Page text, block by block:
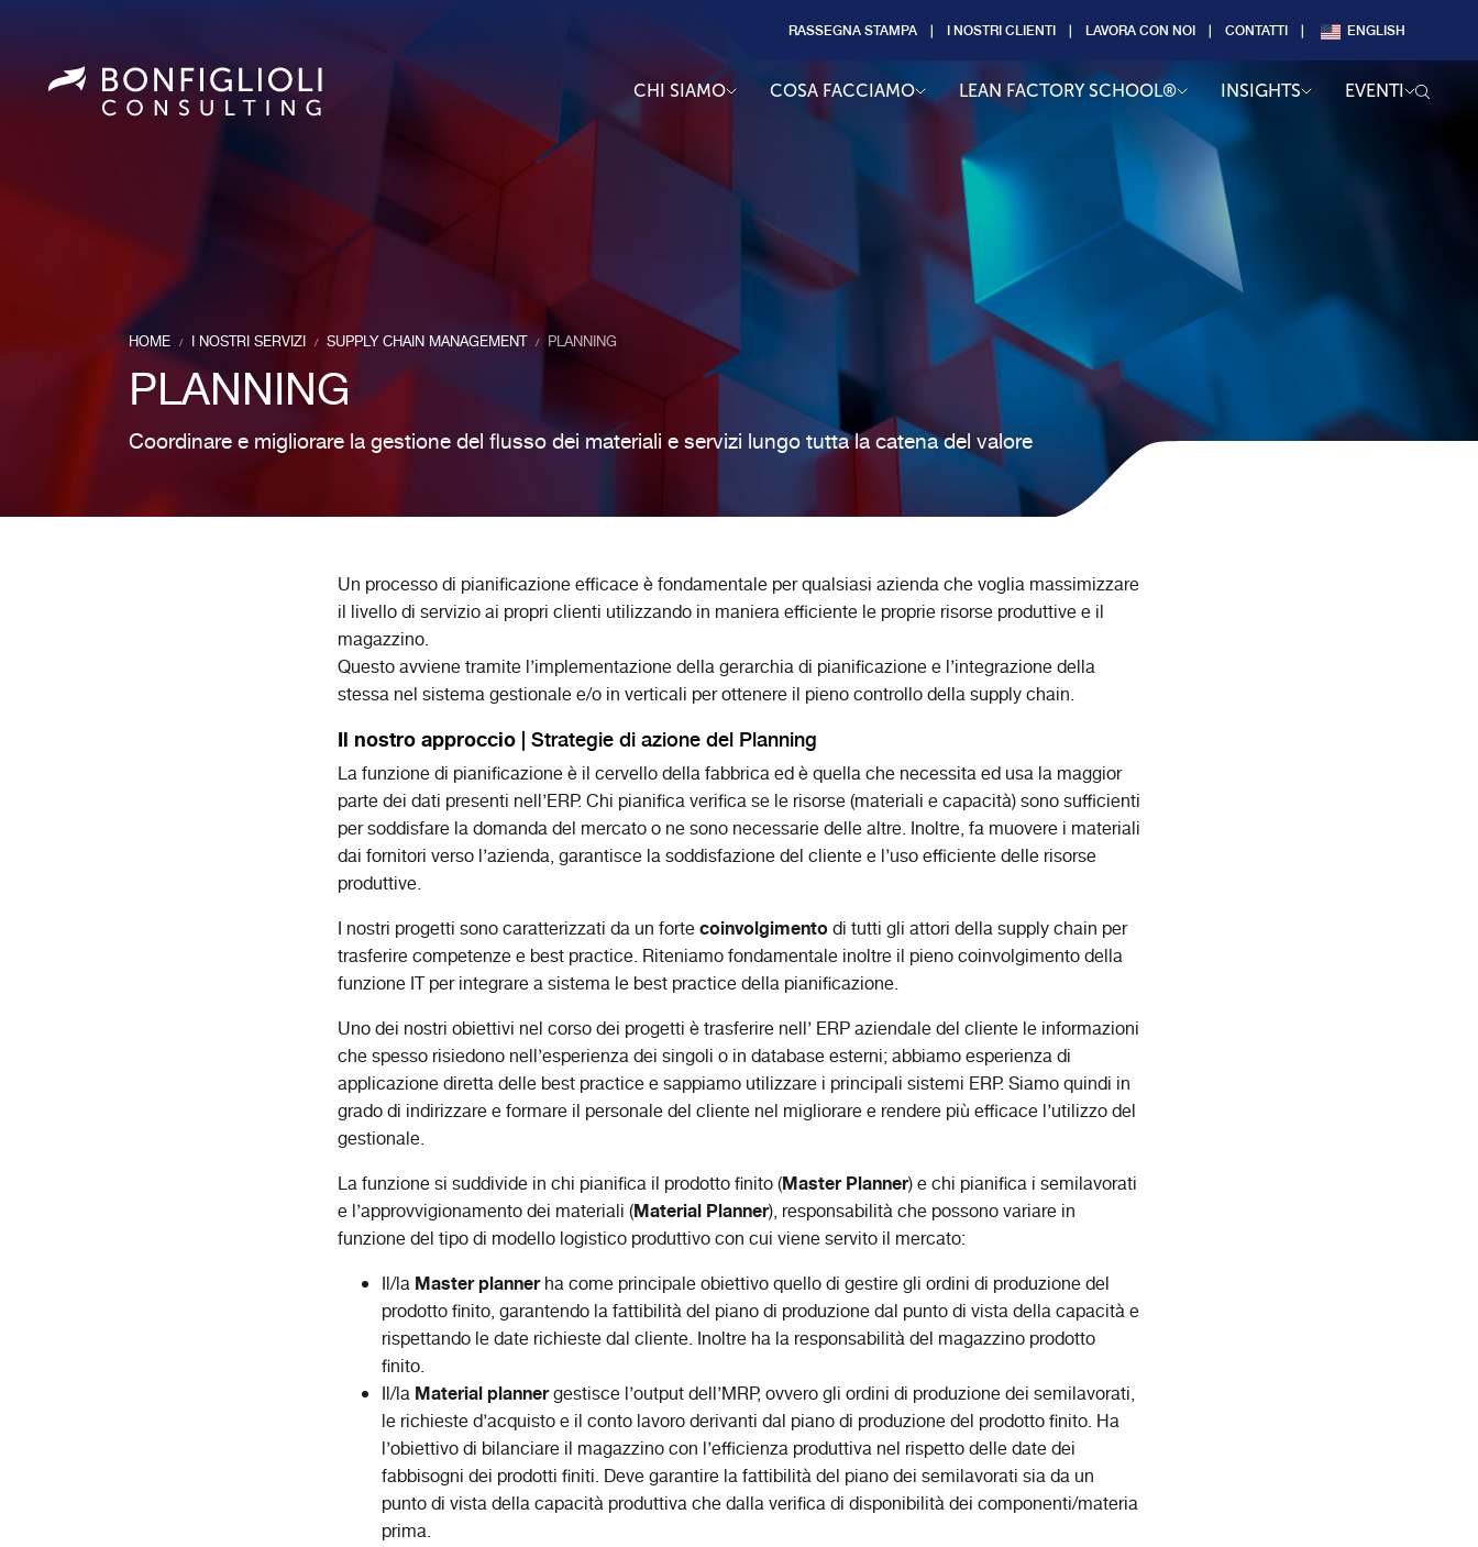
RASSEGNA STAMPA I NOSTRI CLIENTI LAVORA CON NOI CONTATTI ENGLISH
CHI SIAMO COSA FACCIAMO LEAN FACTORY SCHOOL® INSIGHTS EVENTI
HOME / I NOSTRI SERVIZI / SUPPLY CHAIN MANAGEMENT / PLANNING
PLANNING
Coordinare e migliorare la gestione del flusso dei materiali e servizi lungo tutta la catena del valore
Un processo di pianificazione efficace è fondamentale per qualsiasi azienda che voglia massimizzare
il livello di servizio ai propri clienti utilizzando in maniera efficiente le proprie risorse produttive e il
magazzino.
Questo avviene tramite l’implementazione della gerarchia di pianificazione e l’integrazione della
stessa nel sistema gestionale e/o in verticali per ottenere il pieno controllo della supply chain.
Il nostro approccio | Strategie di azione del Planning
La funzione di pianificazione è il cervello della fabbrica ed è quella che necessita ed usa la maggior
parte dei dati presenti nell’ERP. Chi pianifica verifica se le risorse (materiali e capacità) sono sufficienti
per soddisfare la domanda del mercato o ne sono necessarie delle altre. Inoltre, fa muovere i materiali
dai fornitori verso l’azienda, garantisce la soddisfazione del cliente e l’uso efficiente delle risorse
produttive.
I nostri progetti sono caratterizzati da un fortecoinvolgimentodi tutti gli attori della supply chain per
trasferire competenze e best practice. Riteniamo fondamentale inoltre il pieno coinvolgimento della
funzione IT per integrare a sistema le best practice della pianificazione.
Uno dei nostri obiettivi nel corso dei progetti è trasferire nell’ ERP aziendale del cliente le informazioni
che spesso risiedono nell’esperienza dei singoli o in database esterni; abbiamo esperienza di
applicazione diretta delle best practice e sappiamo utilizzare i principali sistemi ERP. Siamo quindi in
grado di indirizzare e formare il personale del cliente nel migliorare e rendere più efficace l’utilizzo del
gestionale.
La funzione si suddivide in chi pianifica il prodotto finito (Master Planner) e chi pianifica i semilavorati
e l’approvvigionamento dei materiali (Material Planner), responsabilità che possono variare in
funzione del tipo di modello logistico produttivo con cui viene servito il mercato:
Il/la Master plannerha come principale obiettivo quello di gestire gli ordini di produzione del
prodotto finito, garantendo la fattibilità del piano di produzione dal punto di vista della capacità e
rispettando le date richieste dal cliente. Inoltre ha la responsabilità del magazzino prodotto
finito.
Il/la Material plannergestisce l’output dell’MRP, ovvero gli ordini di produzione dei semilavorati,
le richieste d’acquisto e il conto lavoro derivanti dal piano di produzione del prodotto finito. Ha
l’obiettivo di bilanciare il magazzino con l’efficienza produttiva nel rispetto delle date dei
fabbisogni dei prodotti finiti. Deve garantire la fattibilità del piano dei semilavorati sia da un
punto di vista della capacità produttiva che dalla verifica di disponibilità dei componenti/materia
prima.